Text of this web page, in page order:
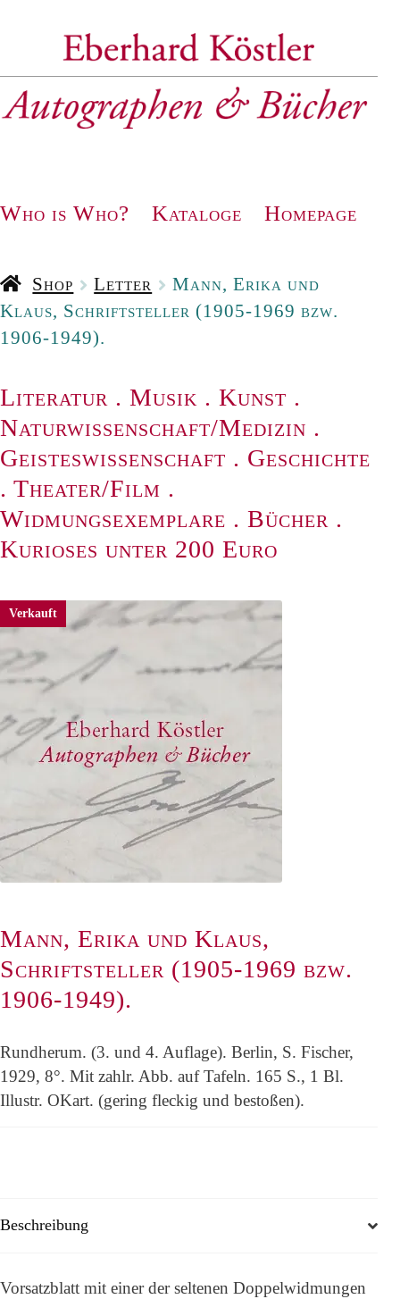
Navigation
Who is Who? Kataloge Homepage
Shop Letter
Mann, Erika und
Klaus, Schriftsteller (1905-1969 bzw.
1906-1949).
Literatur . Musik . Kunst .
Naturwissenschaft/Medizin .
Geisteswissenschaft . Geschichte
. Theater/Film .
Widmungsexemplare . Bücher .
Kurioses unter 200 Euro
Verkauft
Mann, Erika und Klaus,
Schriftsteller (1905-1969 bzw.
1906-1949).
Rundherum. (3. und 4. Auflage). Berlin, S. Fischer,
1929, 8°. Mit zahlr. Abb. auf Tafeln. 165 S., 1 Bl.
Illustr. OKart. (gering fleckig und bestoßen).
Beschreibung
Vorsatzblatt mit einer der seltenen Doppelwidmungen